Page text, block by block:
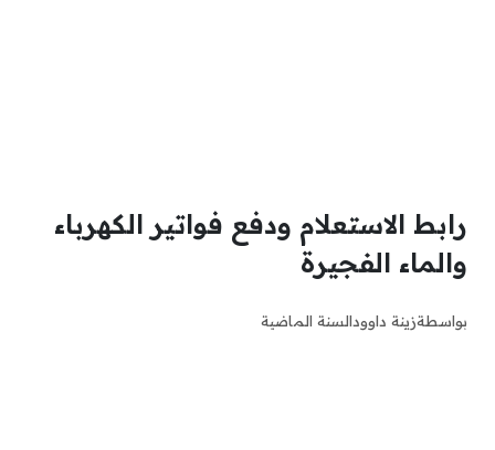
رابط الاستعلام ودفع فواتير الكهرباء
والماء الفجيرة
بواسطةزينة داوودالسنة الماضية